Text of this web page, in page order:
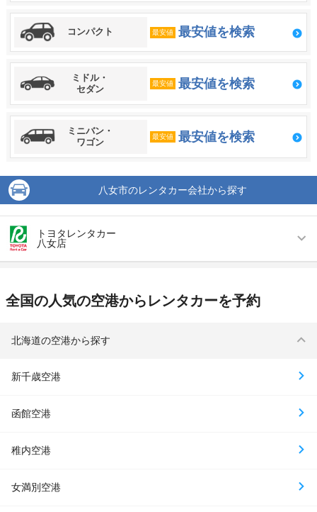
コンパクト 最安値 最安値を検索
ミドル・
セダン
最安値 最安値を検索
ミニバン・
ワゴン
最安値 最安値を検索
八女市のレンタカー会社から探す
トヨタレンタカー
八女店
アクセス 羽犬塚駅より車で約20分（送迎なし）
店舗詳細 店舗詳細ページはこちら
全国の人気の空港からレンタカーを予約
北海道の空港から探す
新千歳空港
函館空港
稚内空港
女満別空港